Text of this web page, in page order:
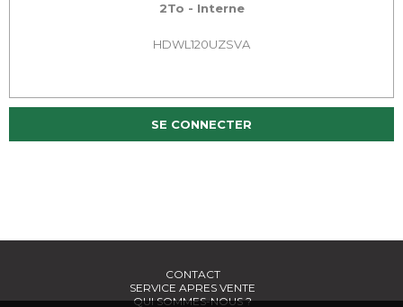
2To - Interne
HDWL120UZSVA
SE CONNECTER
CONTACT
SERVICE APRES VENTE
QUI SOMMES-NOUS ?